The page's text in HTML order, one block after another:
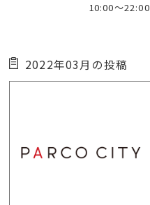
10:00～22:00
2022年03月の投稿